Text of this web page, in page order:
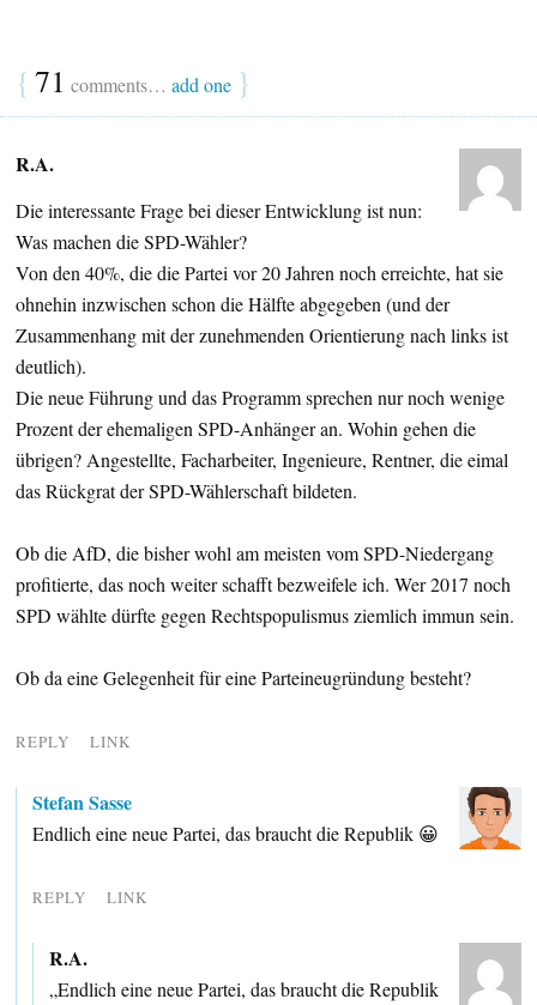
{ 71 comments… add one }
R.A.
Die interessante Frage bei dieser Entwicklung ist nun:
Was machen die SPD-Wähler?
Von den 40%, die die Partei vor 20 Jahren noch erreichte, hat sie
ohnehin inzwischen schon die Hälfte abgegeben (und der
Zusammenhang mit der zunehmenden Orientierung nach links ist
deutlich).
Die neue Führung und das Programm sprechen nur noch wenige
Prozent der ehemaligen SPD-Anhänger an. Wohin gehen die
übrigen? Angestellte, Facharbeiter, Ingenieure, Rentner, die eimal
das Rückgrat der SPD-Wählerschaft bildeten.
Ob die AfD, die bisher wohl am meisten vom SPD-Niedergang
profitierte, das noch weiter schafft bezweifele ich. Wer 2017 noch
SPD wählte dürfte gegen Rechtspopulismus ziemlich immun sein.
Ob da eine Gelegenheit für eine Parteineugründung besteht?
REPLY LINK
Stefan Sasse
Endlich eine neue Partei, das braucht die Republik 😀
REPLY LINK
R.A.
„Endlich eine neue Partei, das braucht die Republik